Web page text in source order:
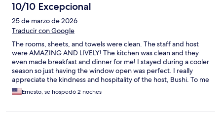
10/10 Excepcional
25 de marzo de 2026
Traducir con Google
The rooms, sheets, and towels were clean. The staff and host
were AMAZING AND LIVELY! The kitchen was clean and they
even made breakfast and dinner for me! I stayed during a cooler
season so just having the window open was perfect. I really
appreciate the kindness and hospitality of the host, Bushi. To me
it was an amazing experience I will NEVER forget. Thank you so
much!
Ernesto, se hospedó 2 noches